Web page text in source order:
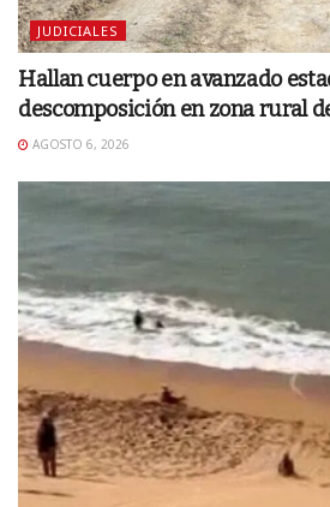
JUDICIALES
Hallan cuerpo en avanzado
descomposición en zona rural
AGOSTO 6, 2026